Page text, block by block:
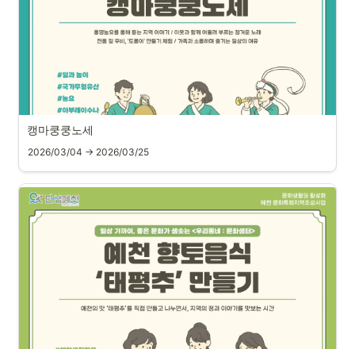
캥마쿵쿵노세
2026/03/04 → 2026/03/25